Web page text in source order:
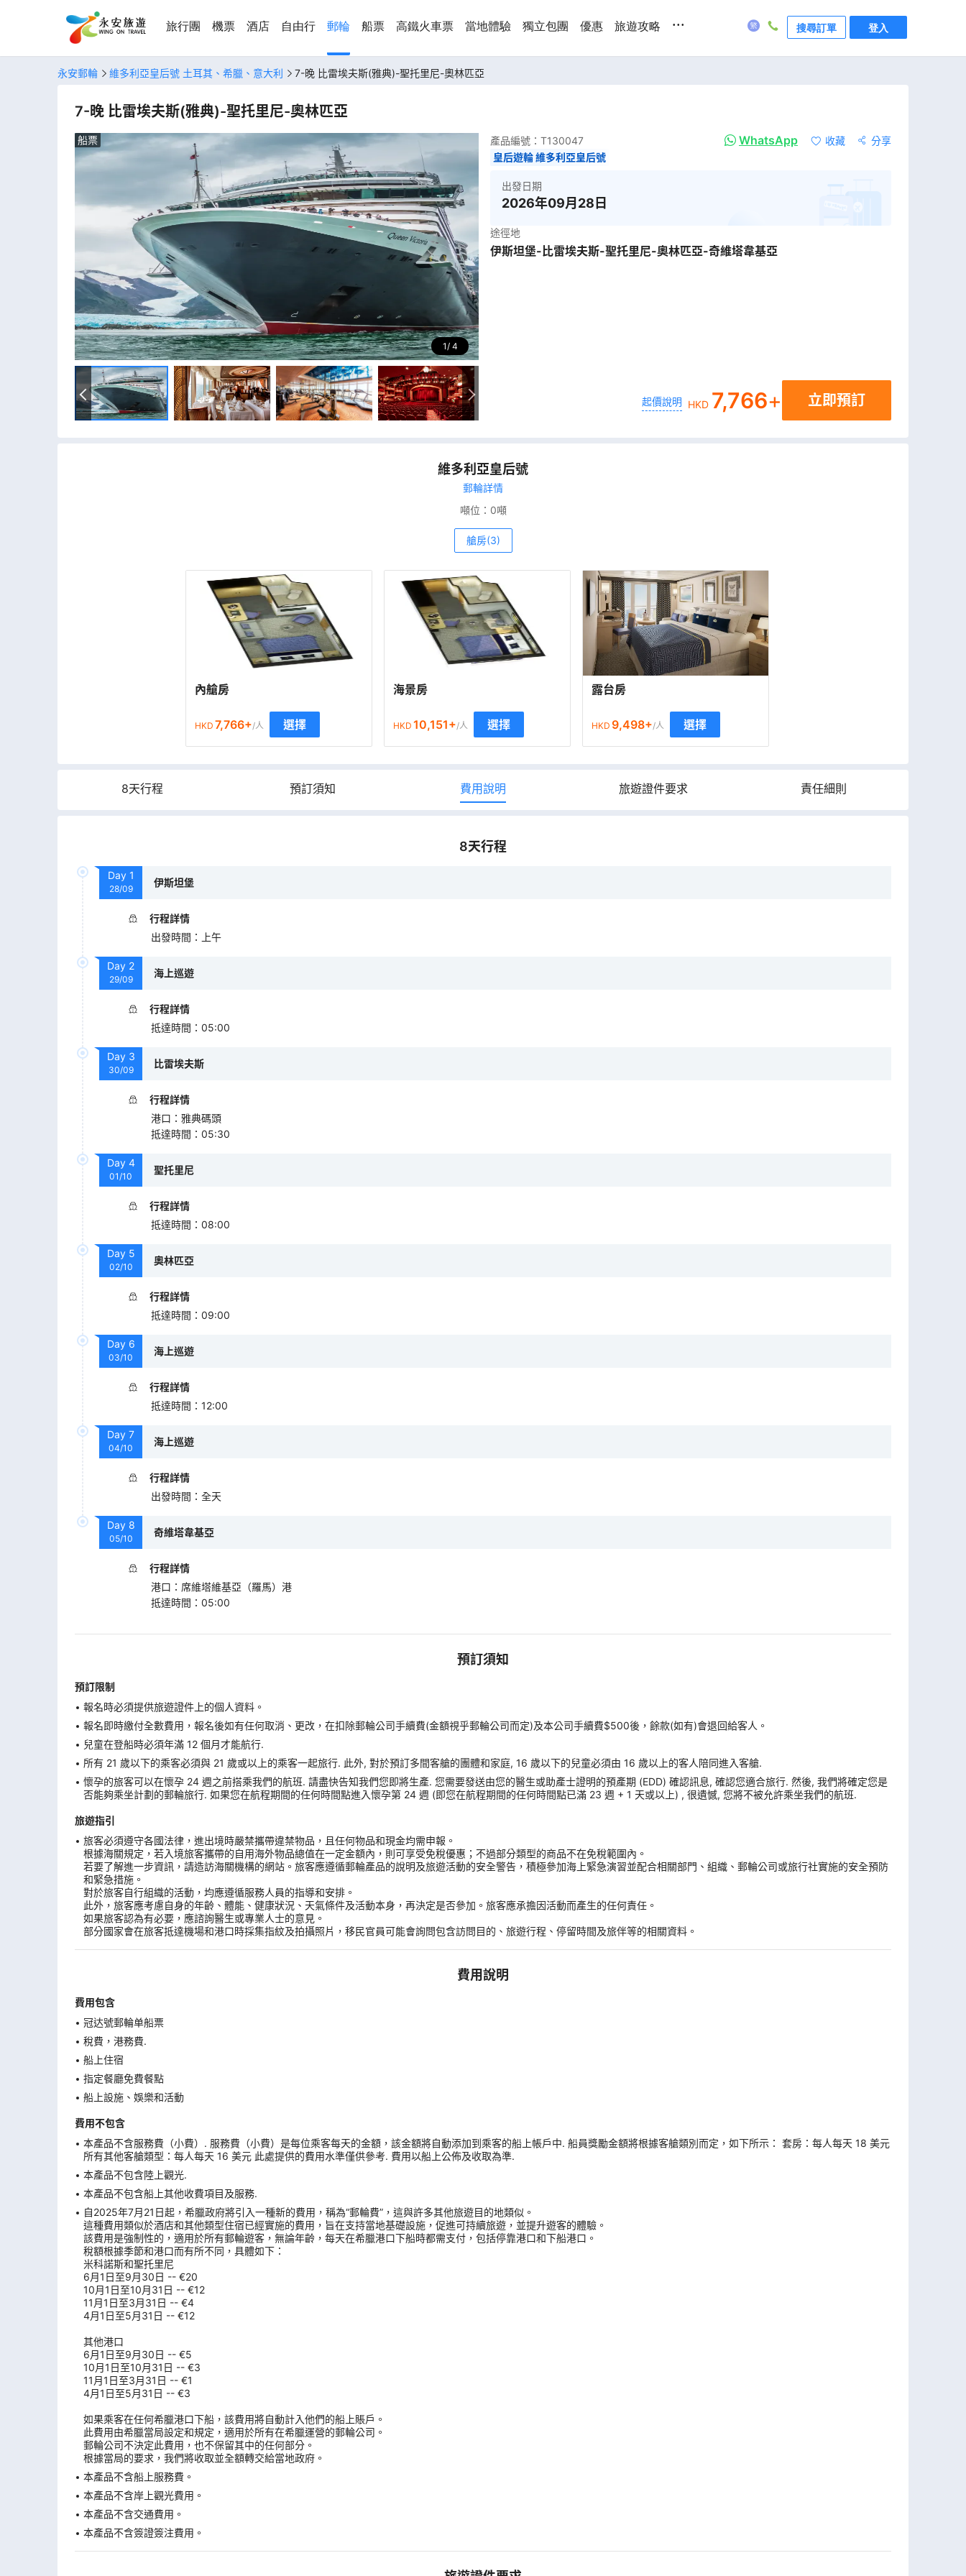
旅行團 機票 酒店 自由行 郵輪 船票 高鐵火車票 當地體驗 獨立包團 優惠 旅遊攻略 ... 搜尋訂單 登入
永安郵輪 維多利亞皇后號 土耳其、希臘、意大利 7-晚 比雷埃夫斯(雅典)-聖托里尼-奧林匹亞
7-晚 比雷埃夫斯(雅典)-聖托里尼-奧林匹亞
1 4
船票 產品編號： T130047 WhatsApp 收藏
分享
皇后遊輪 維多利亞皇后號
出發日期
2026年09月28日
途徑地
伊斯坦堡-比雷埃夫斯-聖托里尼-奧林匹亞-奇維塔韋基亞
起價說明 HKD 7,766+ 立即預訂
維多利亞皇后號
郵輪詳情
噸位： 0噸
艙房(3)
內艙房
HKD 7,766+/人 選擇
海景房
HKD 10,151+/人 選擇
露台房
HKD 9,498+/人 選擇
8天行程 預訂須知 費用說明 旅遊證件要求 責任細則
8天行程
Day 1
28/09
伊斯坦堡
行程詳情
出發時間 ： 上午
Day 2
29/09
海上巡遊
行程詳情
抵達時間 ： 05:00
Day 3
30/09
比雷埃夫斯
行程詳情
港口 ： 雅典碼頭
抵達時間 ： 05:30
Day 4
01/10
聖托里尼
行程詳情
抵達時間 ： 08:00
Day 5
02/10
奧林匹亞
行程詳情
抵達時間 ： 09:00
Day 6
03/10
海上巡遊
行程詳情
抵達時間 ： 12:00
Day 7
04/10
海上巡遊
行程詳情
出發時間 ： 全天
Day 8
05/10
奇維塔韋基亞
行程詳情
港口 ： 席維塔維基亞（羅馬）港
抵達時間 ： 05:00
預訂須知
預訂限制
報名時必須提供旅遊證件上的個人資料。
報名即時繳付全數費用，報名後如有任何取消、更改，在扣除郵輪公司手續費(金額視乎郵輪公司而定)及本公司手續費$500後，餘款(如有)會退回給客人。
兒童在登船時必須年滿 12 個月才能航行.
所有 21 歲以下的乘客必須與 21 歲或以上的乘客一起旅行. 此外, 對於預訂多間客艙的團體和家庭, 16 歲以下的兒童必須由 16 歲以上的客人陪同進入客艙.
懷孕的旅客可以在懷孕 24 週之前搭乘我們的航班. 請盡快告知我們您即將生產. 您需要發送由您的醫生或助產士證明的預產期 (EDD) 確認訊息, 確認您適合旅行. 然後, 我們將確定您是
否能夠乘坐計劃的郵輪旅行. 如果您在航程期間的任何時間點進入懷孕第 24 週 (即您在航程期間的任何時間點已滿 23 週 + 1 天或以上) , 很遺憾, 您將不被允許乘坐我們的航班.
旅遊指引
旅客必須遵守各國法律，進出境時嚴禁攜帶違禁物品，且任何物品和現金均需申報。
根據海關規定，若入境旅客攜帶的自用海外物品總值在一定金額內，則可享受免稅優惠；不過部分類型的商品不在免稅範圍內。
若要了解進一步資訊，請造訪海關機構的網站。旅客應遵循郵輪產品的說明及旅遊活動的安全警告，積極參加海上緊急演習並配合相關部門、組織、郵輪公司或旅行社實施的安全預防
和緊急措施。
對於旅客自行組織的活動，均應遵循服務人員的指導和安排。
此外，旅客應考慮自身的年齡、體能、健康狀況、天氣條件及活動本身，再決定是否參加。旅客應承擔因活動而產生的任何責任。
如果旅客認為有必要，應諮詢醫生或專業人士的意見。
部分國家會在旅客抵達機場和港口時採集指紋及拍攝照片，移民官員可能會詢問包含訪問目的、旅遊行程、停留時間及旅伴等的相關資料。
費用說明
費用包含
冠达號郵輪单船票
稅費，港務費.
船上住宿
指定餐廳免費餐點
船上設施、娛樂和活動
費用不包含
本產品不含服務費（小費）. 服務費（小費）是每位乘客每天的金額，該金額將自動添加到乘客的船上帳戶中. 船員獎勵金額將根據客艙類別而定，如下所示： 套房：每人每天 18 美元
所有其他客艙類型：每人每天 16 美元 此處提供的費用水準僅供參考. 費用以船上公佈及收取為準.
本產品不包含陸上觀光.
本產品不包含船上其他收費項目及服務.
自2025年7月21日起，希臘政府將引入一種新的費用，稱為“郵輪費”，這與許多其他旅遊目的地類似。
這種費用類似於酒店和其他類型住宿已經實施的費用，旨在支持當地基礎設施，促進可持續旅遊，並提升遊客的體驗。
該費用是強制性的，適用於所有郵輪遊客，無論年齡，每天在希臘港口下船時都需支付，包括停靠港口和下船港口。
稅額根據季節和港口而有所不同，具體如下：
米科諾斯和聖托里尼
6月1日至9月30日 -- €20
10月1日至10月31日 -- €12
11月1日至3月31日 -- €4
4月1日至5月31日 -- €12
其他港口
6月1日至9月30日 -- €5
10月1日至10月31日 -- €3
11月1日至3月31日 -- €1
4月1日至5月31日 -- €3
如果乘客在任何希臘港口下船，該費用將自動計入他們的船上賬戶。
此費用由希臘當局設定和規定，適用於所有在希臘運營的郵輪公司。
郵輪公司不決定此費用，也不保留其中的任何部分。
根據當局的要求，我們將收取並全額轉交給當地政府。
本產品不含船上服務費。
本產品不含岸上觀光費用。
本產品不含交通費用。
本產品不含簽證簽注費用。